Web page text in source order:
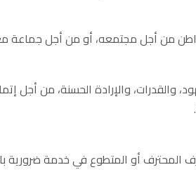
من أجل مجتمعه، أو من أجل جماعة
والقدرات، والإرادة الحسنة، من
المحترف أو المتطوع في خدمة ضرورية